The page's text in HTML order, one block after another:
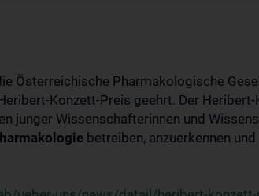
Österreichische Pharmakologische
Konzett-Preis geehrt. Der
junger Wissenschafterinnen und
betreiben, anzuerkennen